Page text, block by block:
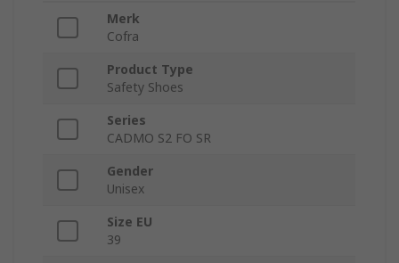
Merk
Cofra
Product Type
Safety Shoes
Series
CADMO S2 FO SR
Gender
Unisex
Size EU
39